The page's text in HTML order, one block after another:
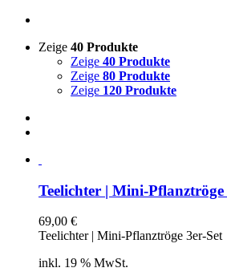
Zeige 40 Produkte
Zeige 40 Produkte
Zeige 80 Produkte
Zeige 120 Produkte
Teelichter | Mini-Pflanztröge
69,00 €
Teelichter | Mini-Pflanztröge 3er-Set
inkl. 19 % MwSt.